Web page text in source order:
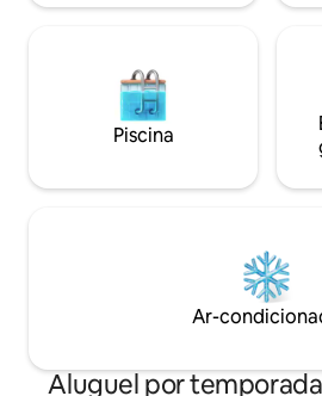
Piscina
Ar-
Aluguel por